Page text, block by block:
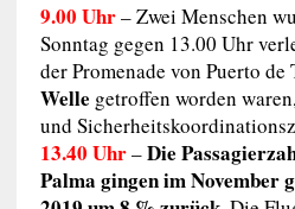
9.00 Uhr– Zwei Menschen
Sonntag gegen 13.00 Uhr
der Promenade von Puerto de
Welle getroffen worden
und
13.40 Uhr–Die
Palma gingen im November